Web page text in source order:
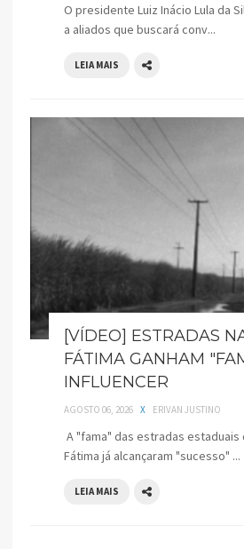
O presidente Luiz Inácio Lula da
a aliados que buscará conv...
LEIA MAIS
[VÍDEO] ESTRADAS
FÁTIMA GANHAM
INFLUENCER
AGOSTO 06, 2026 X ERIVAN JUSTINO
A "fama" das estradas estaduais
Fátima já alcançaram "sucesso" ...
LEIA MAIS